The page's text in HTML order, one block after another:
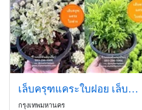
เล็บครุฑแคระใบฝอย เล็บครุฑแคระใบด่าง ขายปลีก-ขายส่ง ทั่วไทย
กรุงเทพมหานคร